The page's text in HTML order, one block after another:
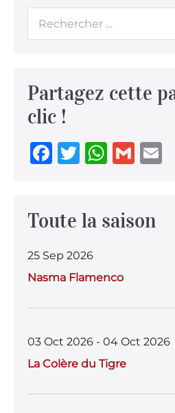
Partagez cette
clic !
F
e
o
o
k
T
te
W
s
p
G
l
Toute la saison
25 Sep 2026
Nasma Flamenco
03 Oct 2026 - 04 Oct 2026
La Colère du Tigre